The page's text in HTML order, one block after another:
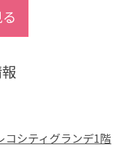
シティグランデ1階